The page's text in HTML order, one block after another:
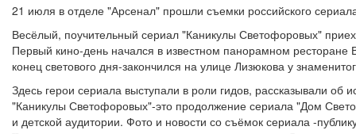
21 июля в отделе "Арсенал" прошли съемки российского
Весёлый, поучительный сериал "Каникулы Светофоровых"
Первый кино-день начался в известном панорамном
конец светового дня-закончился на улице Лизюкова у
Здесь герои сериала выступали в роли гидов, рассказывали
"Каникулы Светофоровых"-это продолжение сериала "Дом
и детской аудитории. Фото и новости со съёмок сериала -